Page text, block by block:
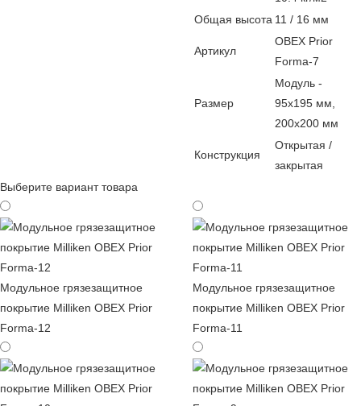
Общая высота 11 / 16 мм
Артикул
OBEX Prior
Forma-7
Размер
Модуль -
95х195 мм,
200х200 мм
Конструкция
Открытая /
закрытая
Выберите вариант товара
Модульное грязезащитное
покрытие Milliken OBEX Prior
Forma-12
Модульное грязезащитное
покрытие Milliken OBEX Prior
Forma-11